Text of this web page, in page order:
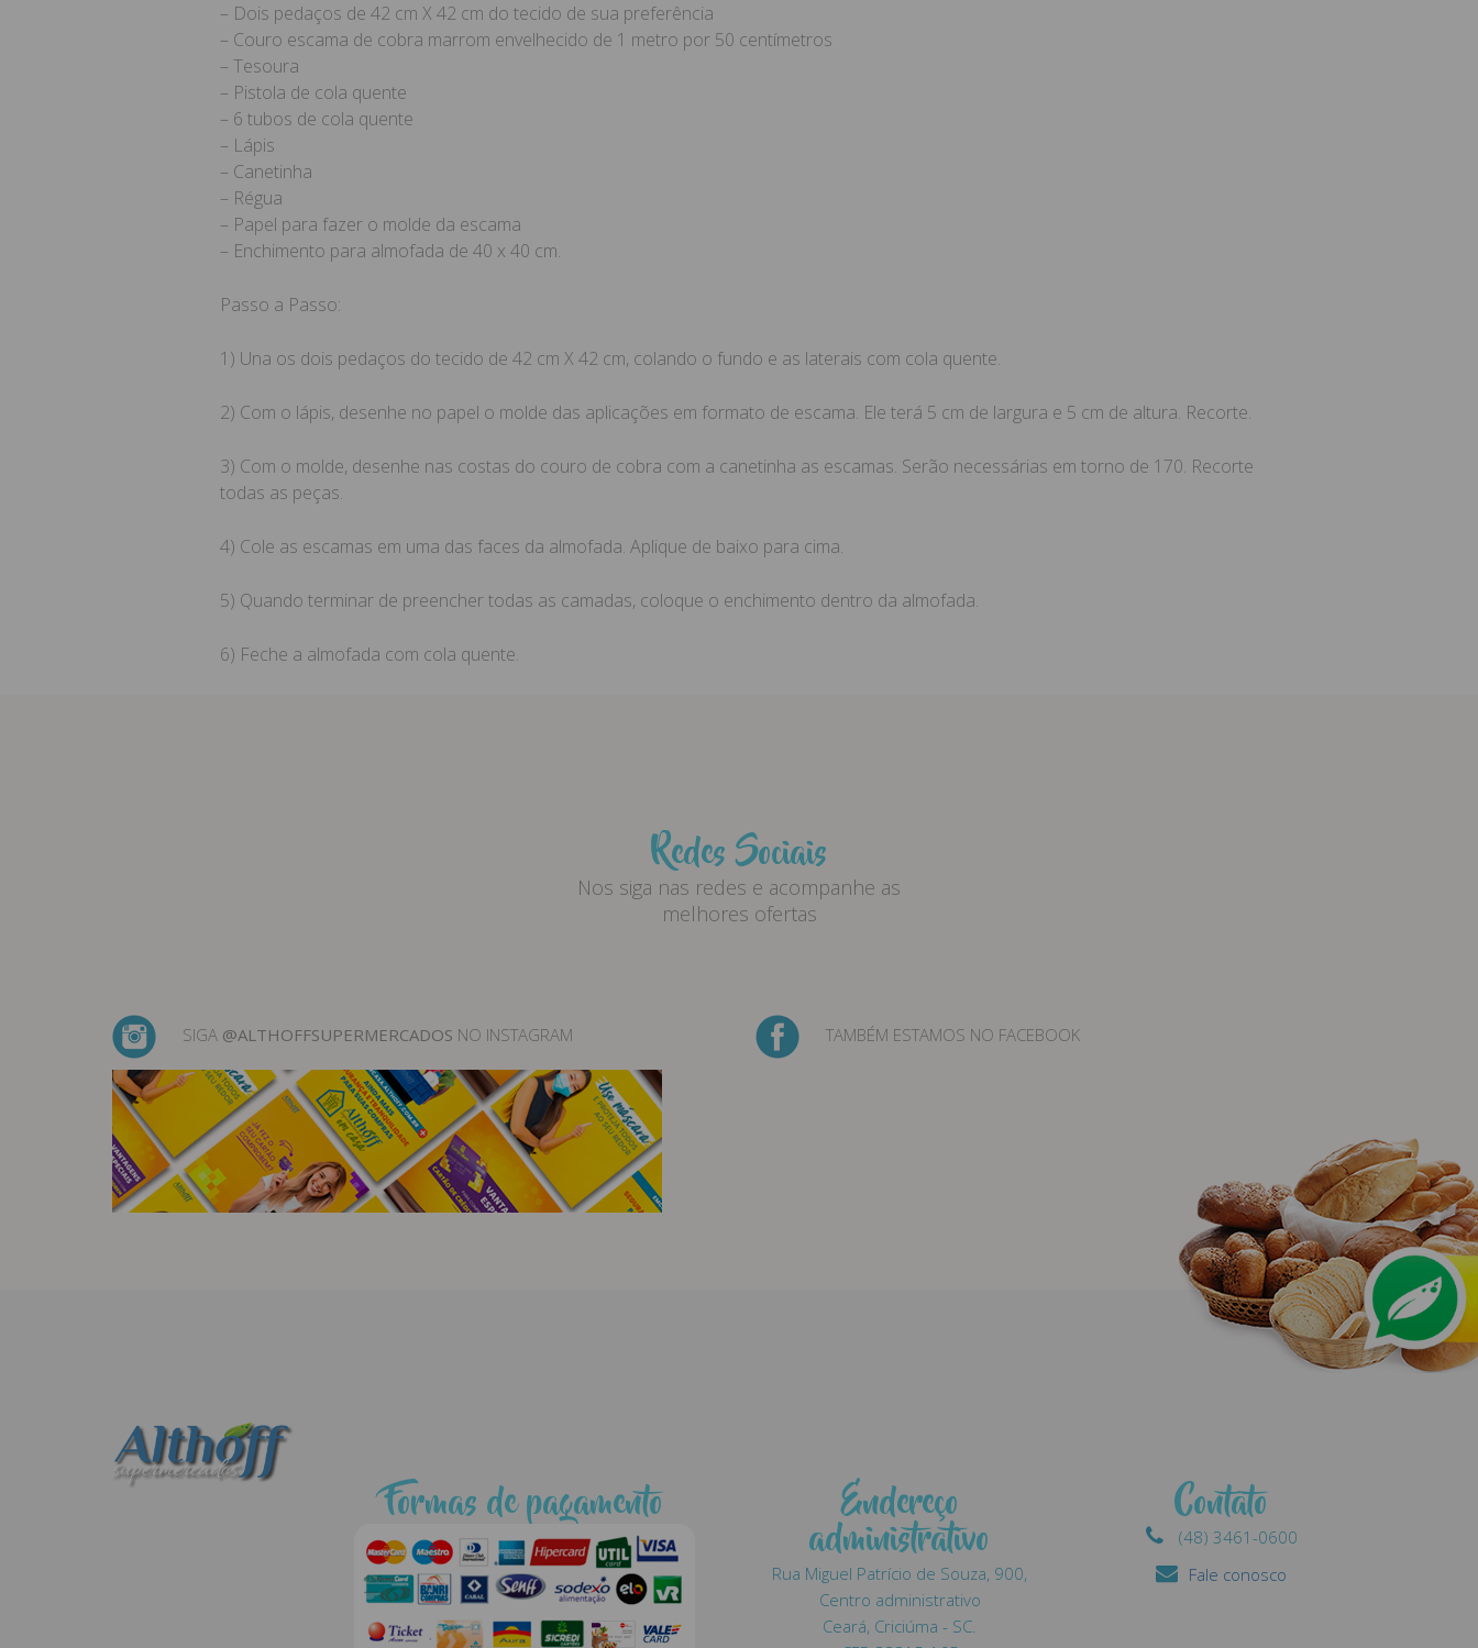
– Dois pedaços de 42 cm X 42 cm do tecido de sua preferência
– Couro escama de cobra marrom envelhecido de 1 metro por 50 centímetros
– Tesoura
– Pistola de cola quente
– 6 tubos de cola quente
– Lápis
– Canetinha
– Régua
– Papel para fazer o molde da escama
– Enchimento para almofada de 40 x 40 cm.
Passo a Passo:
1) Una os dois pedaços do tecido de 42 cm X 42 cm, colando o fundo e as laterais com cola quente.
2) Com o lápis, desenhe no papel o molde das aplicações em formato de escama. Ele terá 5 cm de largura e 5 cm de altura. Recorte.
3) Com o molde, desenhe nas costas do couro de cobra com a canetinha as escamas. Serão necessárias em torno de 170. Recorte
todas as peças.
4) Cole as escamas em uma das faces da almofada. Aplique de baixo para cima.
5) Quando terminar de preencher todas as camadas, coloque o enchimento dentro da almofada.
6) Feche a almofada com cola quente.
Redes Sociais
Nos siga nas redes e acompanhe as
melhores ofertas
SIGA @ALTHOFFSUPERMERCADOS NO INSTAGRAM TAMBÉM ESTAMOS NO FACEBOOK
Formas de pagamento
Endereço
administrativo
Rua Miguel Patrício de Souza, 900,
Centro administrativo
Ceará, Criciúma - SC.
Contato
(48) 3461-0600
Fale conosco